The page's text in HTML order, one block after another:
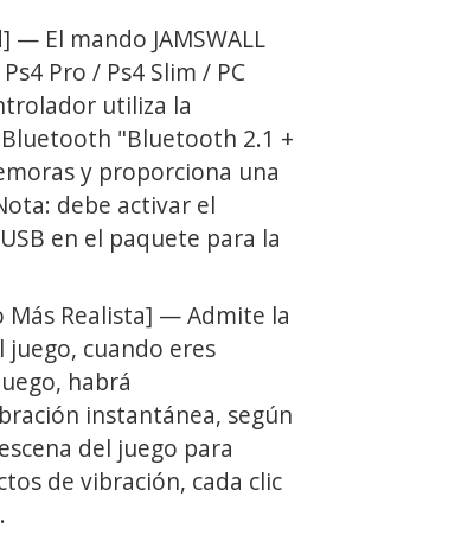
El mando JAMSWALL
Pro / Ps4 Slim / PC
utiliza la
"Bluetooth 2.1 +
y proporciona una
debe activar el
en el paquete para la
Más Realista] — Admite la
cuando eres
habrá
instantánea, según
del juego para
de vibración, cada clic